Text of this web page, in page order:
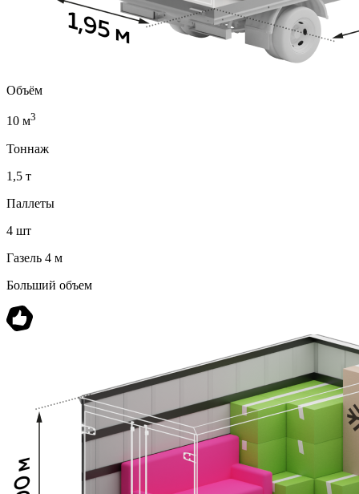
Объём
10 м3
Тоннаж
1,5 т
Паллеты
4 шт
Газель 4 м
Больший объем